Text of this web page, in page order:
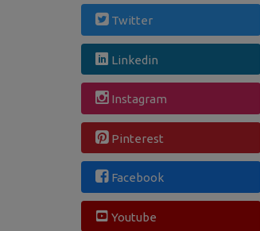
Twitter
Linkedin
Instagram
Pinterest
Facebook
Youtube